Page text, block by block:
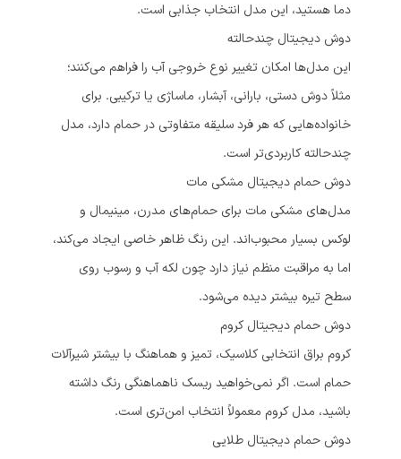
دما هستید، این مدل انتخاب جذابی است.
دوش دیجیتال چندحالته
این مدل‌ها امکان تغییر نوع خروجی آب را فراهم می‌کنند؛
مثلاً دوش دستی، بارانی، آبشار، ماساژی یا ترکیبی. برای
خانواده‌هایی که هر فرد سلیقه متفاوتی در حمام دارد، مدل
چندحالته کاربردی‌تر است.
دوش حمام دیجیتال مشکی مات
مدل‌های مشکی مات برای حمام‌های مدرن، مینیمال و
لوکس بسیار محبوب‌اند. این رنگ ظاهر خاصی ایجاد می‌کند،
اما به مراقبت منظم نیاز دارد چون لکه آب و رسوب روی
سطح تیره بیشتر دیده می‌شود.
دوش حمام دیجیتال کروم
کروم براق انتخابی کلاسیک، تمیز و هماهنگ با بیشتر شیرآلات
حمام است. اگر نمی‌خواهید ریسک ناهماهنگی رنگ داشته
باشید، مدل کروم معمولاً انتخاب امن‌تری است.
دوش حمام دیجیتال طلایی